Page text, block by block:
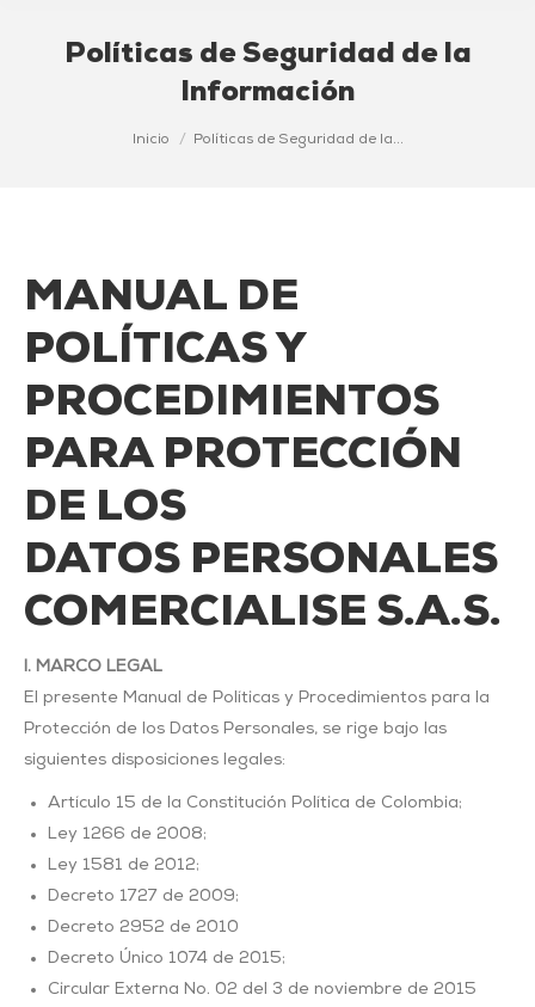
Políticas de Seguridad de la
Información
Inicio Políticas de Seguridad de la…
casino paypal deposit
MANUAL DE
POLÍTICAS Y
PROCEDIMIENTOS
PARA PROTECCIÓN
DE LOS
DATOS PERSONALES
COMERCIALISE S.A.S.
I. MARCO LEGAL
El presente Manual de Políticas y Procedimientos para la
Protección de los Datos Personales, se rige bajo las
siguientes disposiciones legales:
Artículo 15 de la Constitución Política de Colombia;
Ley 1266 de 2008;
Ley 1581 de 2012;
Decreto 1727 de 2009;
Decreto 2952 de 2010
Decreto Único 1074 de 2015;
Circular Externa No. 02 del 3 de noviembre de 2015